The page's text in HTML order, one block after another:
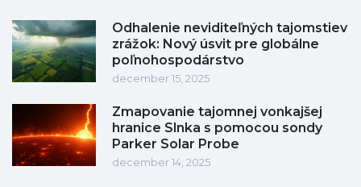
Odhalenie neviditeľných tajomstiev
zrážok: Nový úsvit pre globálne
poľnohospodárstvo
december 15, 2025
Zmapovanie tajomnej vonkajšej
hranice Slnka s pomocou sondy
Parker Solar Probe
december 14, 2025